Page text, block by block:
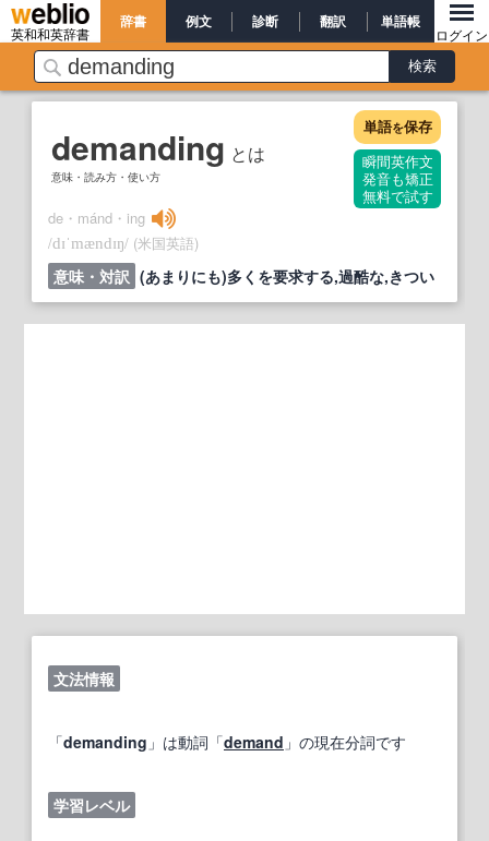
英和和英辞書
辞書 例文 診断 翻訳 単語帳
ログイン
demanding とは
意味・読み方・使い方
単語を保存
瞬間英作文
発音も矯正
無料で試す
de・mánd・ing
/dɪˈmændɪŋ/ (米国英語)
意味・対訳 (あまりにも)多くを要求する,過酷な,きつい
文法情報
「demanding 」は動詞「demand 」の現在分詞です
学習レベル